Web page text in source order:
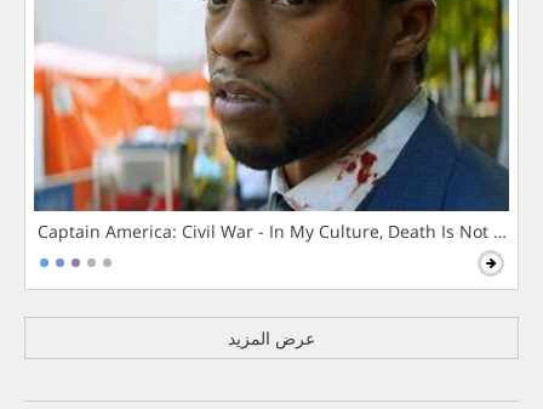
Captain America: Civil War - In My Culture, Death Is Not The
عرض المزيد